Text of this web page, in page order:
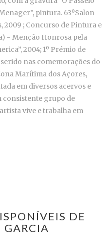
pintura. 63ºSalon
2009 ; Concurso de Pintura e
- Menção Honrosa pela
2004; 1º Prémio de
nas comemorações do
Marítima dos Açores,
em diversos acervos e
consistente grupo de
vive e trabalha em
DE
GARCIA